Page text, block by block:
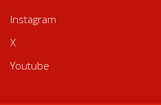
Instagram
X
Youtube